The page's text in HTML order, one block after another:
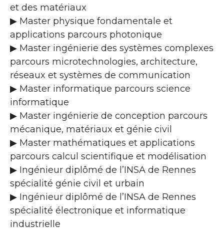
et des matériaux
▶ Master physique fondamentale et
applications parcours photonique
▶ Master ingénierie des systèmes complexes
parcours microtechnologies, architecture,
réseaux et systèmes de communication
▶ Master informatique parcours science
informatique
▶ Master ingénierie de conception parcours
mécanique, matériaux et génie civil
▶ Master mathématiques et applications
parcours calcul scientifique et modélisation
▶ Ingénieur diplômé de l’INSA de Rennes
spécialité génie civil et urbain
▶ Ingénieur diplômé de l’INSA de Rennes
spécialité électronique et informatique
industrielle